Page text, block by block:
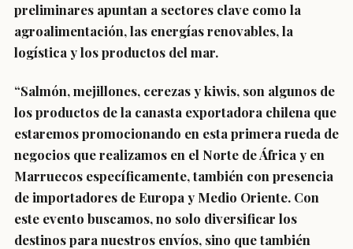
preliminares apuntan a sectores clave como la
agroalimentación, las energías renovables, la
logística y los productos del mar.
“Salmón, mejillones, cerezas y kiwis, son algunos de
los productos de la canasta exportadora chilena que
estaremos promocionando en esta primera rueda de
negocios que realizamos en el Norte de África y en
Marruecos específicamente, también con presencia
de importadores de Europa y Medio Oriente. Con
este evento buscamos, no solo diversificar los
destinos para nuestros envíos, sino que también